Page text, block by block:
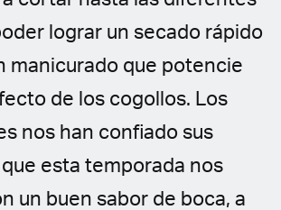
lograr un secado rápido
manicurado que potencie
de los cogollos. Los
nos han confiado sus
esta temporada nos
un buen sabor de boca, a